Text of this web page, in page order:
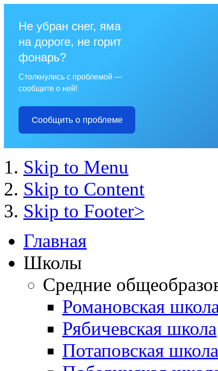
Не убран снег, яма
на дороге, не горит
фонарь?
Столкнулись с проблемой —
сообщите о ней!
Сообщить о проблеме
Skip to Menu
Skip to Content
Skip to Footer>
Главная
Школы
Средние
Романовская
Рябичевская школа
Потаповская школа